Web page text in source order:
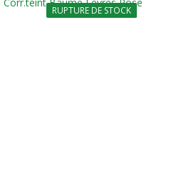
-20%
RUPTURE DE STOCK